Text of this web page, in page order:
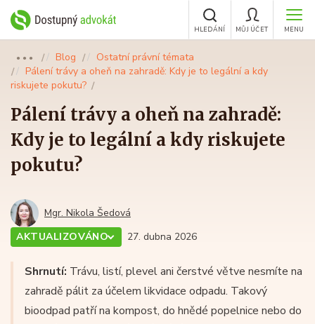
MENU
MŮJ ÚČET
HLEDÁNÍ
●●● Blog
Ostatní právní témata
Pálení trávy a oheň na zahradě: Kdy je to legální a kdy
riskujete pokutu?
Pálení trávy a oheň na zahradě:
Kdy je to legální a kdy riskujete
pokutu?
Mgr. Nikola Šedová
AKTUALIZOVÁNO
27. dubna 2026
Shrnutí: Trávu, listí, plevel ani čerstvé větve nesmíte na
zahradě pálit za účelem likvidace odpadu. Takový
bioodpad patří na kompost, do hnědé popelnice nebo do